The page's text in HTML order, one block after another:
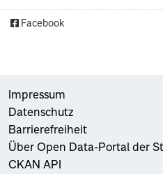
Facebook
Impressum
Datenschutz
Barrierefreiheit
Über Open Data-Portal der
CKAN API